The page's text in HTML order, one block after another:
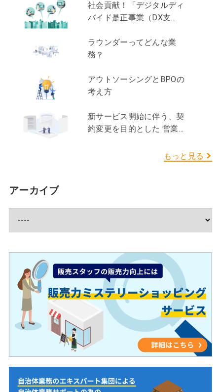
社会貢献！「デジタルディ
バイド是正事業（DX支
ラウンダーってどんな業
務？
アウトソーシングとBPOの
考え方
新サービス開始に伴う、契
約変更を目的とした 営業支
もっと見る
アーカイブ